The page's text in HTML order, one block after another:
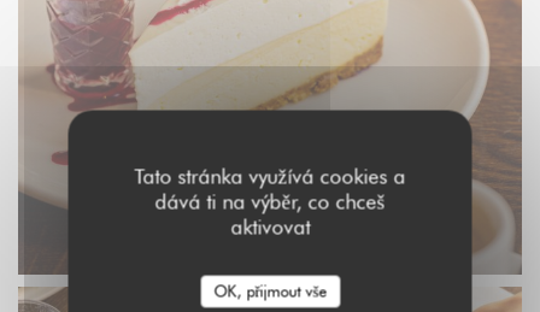
Tato stránka využívá cookies a
dává ti na výběr, co chceš
aktivovat
OK, přijmout vše